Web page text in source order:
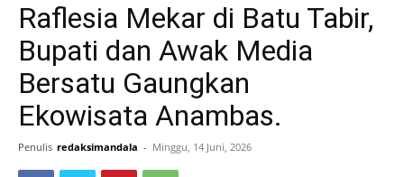
Raflesia Mekar di Batu Tabir,
Bupati dan Awak Media
Bersatu Gaungkan
Ekowisata Anambas.
Penulis redaksimandala - Minggu, 14 Juni, 2026